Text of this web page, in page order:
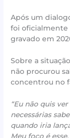
Após um
foi
gravado em
Sobre a
não procurou
concentrou no
“Eu não quis
necessárias
quando iria
Meu foco é